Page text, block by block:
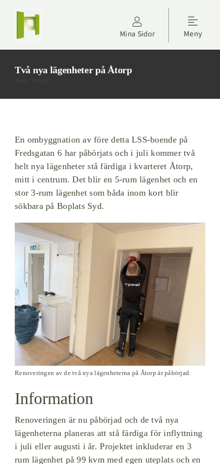
innehållet
Mina Sidor
Toggle
Hyresgäster
Nyheter
Projektdagbok
Sök lägenhet
Meny
Två nya lägenheter på Åtorp
En ombyggnation av före detta LSS-boende på
Fredsgatan 6 har påbörjats och i juli kommer två
helt nya lägenheter stå färdiga i kvarteret Åtorp,
mitt i centrum. Det blir en 5-rum lägenhet och en
stor 3-rum lägenhet som båda inom kort blir
sökbara på Boplats Syd.
Renoveringen av de två nya lägenheterna på Åtorp är påbörjad.
Information
Renoveringen är nu påbörjad och de två nya
lägenheterna planeras att stå färdiga för inflyttning
i juli eller augusti i år. Projektet inkluderar en 3
rum lägenhet på 99 kvm med egen uteplats och en